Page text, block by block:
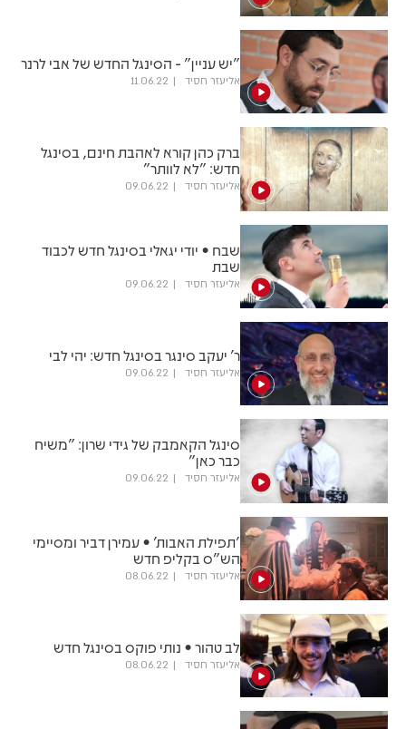
"יש עניין" - הסינגל החדש של אבי לרנר
אליעזר חסיד 11.06.22
ברק כהן קורא לאהבת חינם, בסינגל
חדש: "לא לוותר"
אליעזר חסיד 09.06.22
שבח • יודי יגאלי בסינגל חדש לכבוד
שבת
אליעזר חסיד 09.06.22
ר' יעקב סינגר בסינגל חדש: יהי לבי
אליעזר חסיד 09.06.22
סינגל הקאמבק של גידי שרון: "משיח
כבר כאן"
אליעזר חסיד 09.06.22
'תפילת האבות' • עמירן דביר ומסיימי
הש"ס בקליפ חדש
אליעזר חסיד 08.06.22
לב טהור • נותי פוקס בסינגל חדש
אליעזר חסיד 08.06.22